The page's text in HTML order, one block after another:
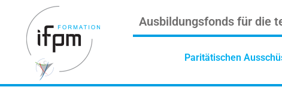
Ausbildungsfonds für die
Paritätischen